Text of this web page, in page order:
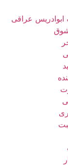
ابوادریس عراقی